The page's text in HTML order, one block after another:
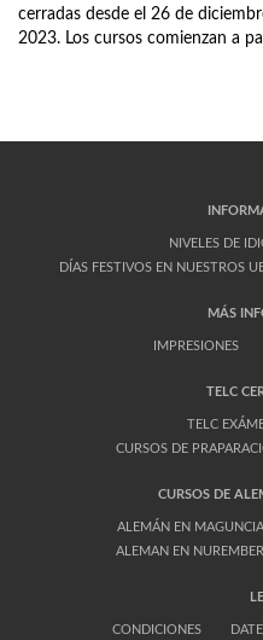
cerradas desde el 26 de
2023. Los cursos comienzan a
NIVELES DE
DÍAS FESTIVOS EN NUESTROS
MÁS
IMPRESIONES
TELC
TELC
CURSOS DE
CURSOS DE
ALEMÁN EN MAGUNCIA
ALEMAN EN
CONDICIONES